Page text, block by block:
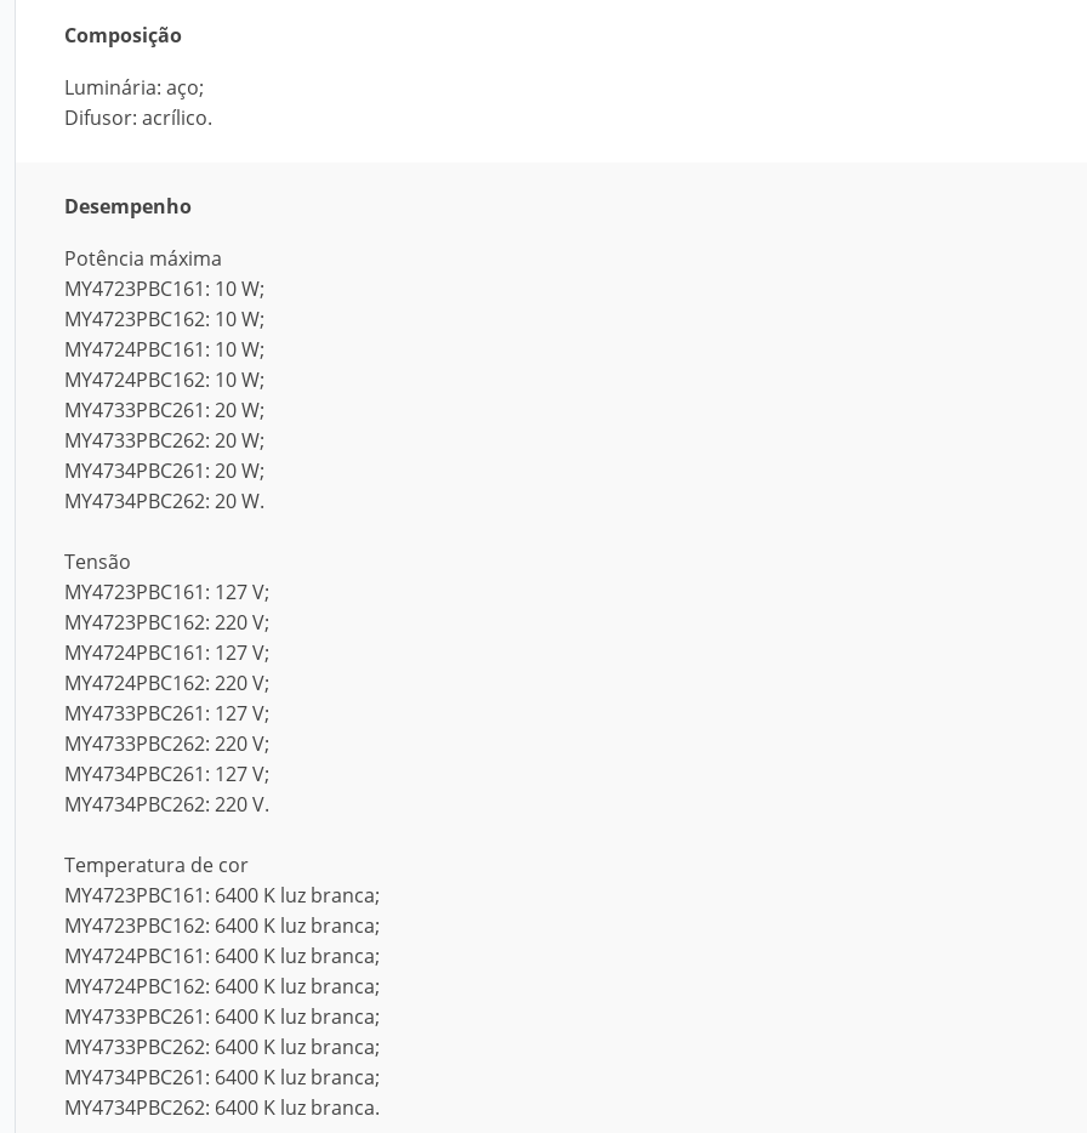
Composição
Luminária: aço;
Difusor: acrílico.
Desempenho
Potência máxima
MY4723PBC161: 10 W;
MY4723PBC162: 10 W;
MY4724PBC161: 10 W;
MY4724PBC162: 10 W;
MY4733PBC261: 20 W;
MY4733PBC262: 20 W;
MY4734PBC261: 20 W;
MY4734PBC262: 20 W.
Tensão
MY4723PBC161: 127 V;
MY4723PBC162: 220 V;
MY4724PBC161: 127 V;
MY4724PBC162: 220 V;
MY4733PBC261: 127 V;
MY4733PBC262: 220 V;
MY4734PBC261: 127 V;
MY4734PBC262: 220 V.
Temperatura de cor
MY4723PBC161: 6400 K luz branca;
MY4723PBC162: 6400 K luz branca;
MY4724PBC161: 6400 K luz branca;
MY4724PBC162: 6400 K luz branca;
MY4733PBC261: 6400 K luz branca;
MY4733PBC262: 6400 K luz branca;
MY4734PBC261: 6400 K luz branca;
MY4734PBC262: 6400 K luz branca.